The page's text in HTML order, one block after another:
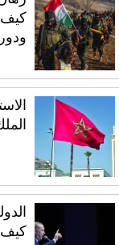
كيف
كيف